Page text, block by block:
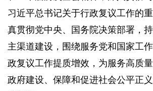
习近平总书记关于行政复议工作的
真贯彻党中央、国务院决策部署，
主渠道建设，围绕服务党和国家工
政复议工作提质增效，为服务高质
政府建设、保障和促进社会公平正